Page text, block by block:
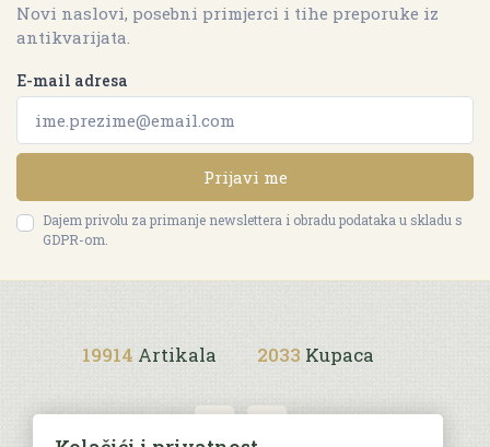
Novi naslovi, posebni primjerci i tihe preporuke iz
antikvarijata.
E-mail adresa
Prijavi me
Dajem privolu za primanje newslettera i obradu podataka u skladu s
GDPR-om.
19914 Artikala 2033 Kupaca